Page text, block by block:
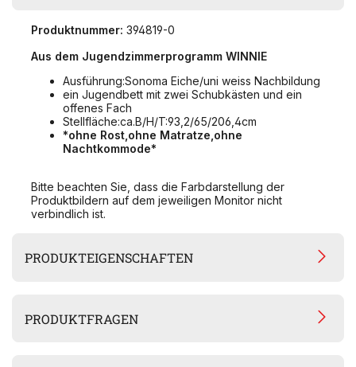
Produktnummer: 394819-0
Aus dem Jugendzimmerprogramm WINNIE
Ausführung:Sonoma Eiche/uni weiss Nachbildung
ein Jugendbett mit zwei Schubkästen und ein
offenes Fach
Stellfläche:ca.B/H/T:93,2/65/206,4cm
*ohne Rost,ohne Matratze,ohne
Nachtkommode*
Bitte beachten Sie, dass die Farbdarstellung der
Produktbildern auf dem jeweiligen Monitor nicht
verbindlich ist.
PRODUKTEIGENSCHAFTEN
PRODUKTFRAGEN